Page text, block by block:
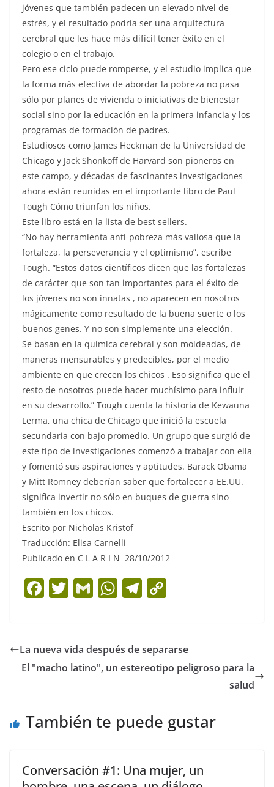
jóvenes que también padecen un elevado nivel de
estrés, y el resultado podría ser una arquitectura
cerebral que les hace más difícil tener éxito en el
colegio o en el trabajo.
Pero ese ciclo puede romperse, y el estudio implica que
la forma más efectiva de abordar la pobreza no pasa
sólo por planes de vivienda o iniciativas de bienestar
social sino por la educación en la primera infancia y los
programas de formación de padres.
Estudiosos como James Heckman de la Universidad de
Chicago y Jack Shonkoff de Harvard son pioneros en
este campo, y décadas de fascinantes investigaciones
ahora están reunidas en el importante libro de Paul
Tough Cómo triunfan los niños.
Este libro está en la lista de best sellers.
“No hay herramienta anti-pobreza más valiosa que la
fortaleza, la perseverancia y el optimismo”, escribe
Tough. “Estos datos científicos dicen que las fortalezas
de carácter que son tan importantes para el éxito de
los jóvenes no son innatas , no aparecen en nosotros
mágicamente como resultado de la buena suerte o los
buenos genes. Y no son simplemente una elección.
Se basan en la química cerebral y son moldeadas, de
maneras mensurables y predecibles, por el medio
ambiente en que crecen los chicos . Eso significa que el
resto de nosotros puede hacer muchísimo para influir
en su desarrollo.” Tough cuenta la historia de Kewauna
Lerma, una chica de Chicago que inició la escuela
secundaria con bajo promedio. Un grupo que surgió de
este tipo de investigaciones comenzó a trabajar con ella
y fomentó sus aspiraciones y aptitudes. Barack Obama
y Mitt Romney deberían saber que fortalecer a EE.UU.
significa invertir no sólo en buques de guerra sino
también en los chicos.
Escrito por Nicholas Kristof
Traducción: Elisa Carnelli
Publicado en C L A R I N 28/10/2012
F
e
b
k
T
er
G
l
W
s
A
T
gr
a
y
Li
La nueva vida después de separarse
El "macho latino", un estereotipo peligroso para la
salud
También te puede gustar
Conversación #1: Una mujer, un